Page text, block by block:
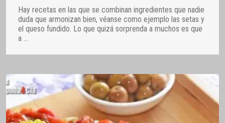
Hay recetas en las que se combinan ingredientes que nadie
duda que armonizan bien, véanse como ejemplo las setas y
el queso fundido. Lo que quizá sorprenda a muchos es que
a